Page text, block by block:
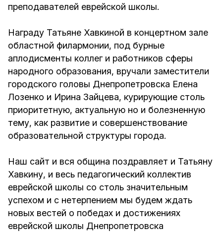
преподавателей еврейской школы.
Награду Татьяне Хавкиной в концертном зале
областной филармонии, под бурные
аплодисменты коллег и работников сферы
народного образования, вручали заместители
городского головы Днепропетровска Елена
Лозенко и Ирина Зайцева, курирующие столь
приоритетную, актуальную но и болезненную
тему, как развитие и совершенствование
образовательной структуры города.
Наш сайт и вся община поздравляет и Татьяну
Хавкину, и весь педагогический коллектив
еврейской школы со столь значительным
успехом и с нетерпением мы будем ждать
новых вестей о победах и достижениях
еврейской школы Днепропетровска